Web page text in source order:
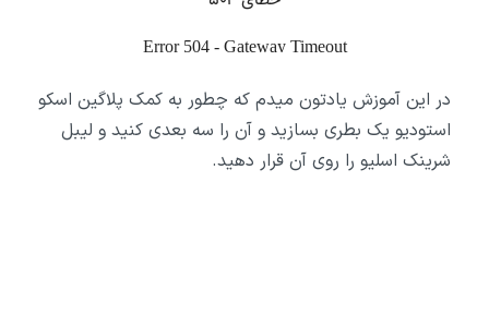
در این آموزش یادتون میدم که چطور به کمک پلاگین اسکو
استودیو یک بطری بسازید و آن را سه بعدی کنید و لیبل
شرینک اسلیو را روی آن قرار دهید.